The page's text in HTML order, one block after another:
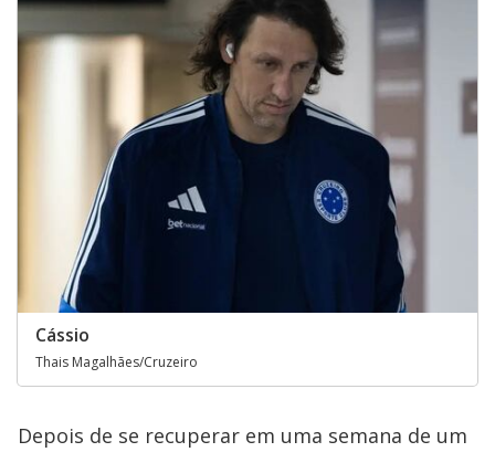
Cássio
Thais Magalhães/Cruzeiro
Depois de se recuperar em uma semana de um